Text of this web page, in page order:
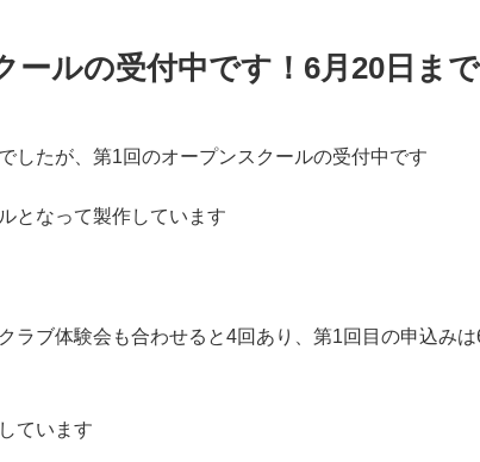
ールの受付中です！6月20日ま
したが、第1回のオープンスクールの受付中です
となって製作しています
ラブ体験会も合わせると4回あり、第1回目の申込み
ています